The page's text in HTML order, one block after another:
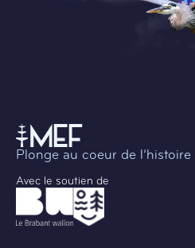
Plonge au coeur de l’histoire
Avec le soutien de